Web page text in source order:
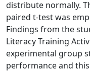
distribute normally.
paired t-test was
Findings from the
Literacy Training
experimental group
performance and